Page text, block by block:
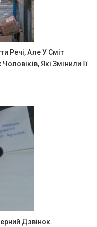
Речі, Але У Сміт
Які Змінили Її
Дзвінок.